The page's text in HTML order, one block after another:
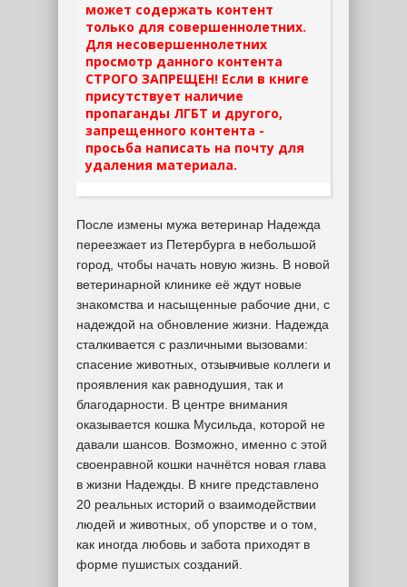
может содержать контент
только для совершеннолетних.
Для несовершеннолетних
просмотр данного контента
СТРОГО ЗАПРЕЩЕН! Если в книге
присутствует наличие
пропаганды ЛГБТ и другого,
запрещенного контента -
просьба написать на почту для
удаления материала.
После измены мужа ветеринар Надежда
переезжает из Петербурга в небольшой
город, чтобы начать новую жизнь. В новой
ветеринарной клинике её ждут новые
знакомства и насыщенные рабочие дни, с
надеждой на обновление жизни. Надежда
сталкивается с различными вызовами:
спасение животных, отзывчивые коллеги и
проявления как равнодушия, так и
благодарности. В центре внимания
оказывается кошка Мусильда, которой не
давали шансов. Возможно, именно с этой
своенравной кошки начнётся новая глава
в жизни Надежды. В книге представлено
20 реальных историй о взаимодействии
людей и животных, об упорстве и о том,
как иногда любовь и забота приходят в
форме пушистых созданий.